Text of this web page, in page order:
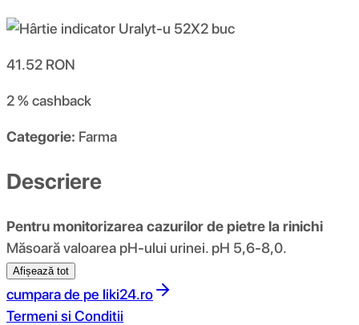
41.52 RON
2 %cashback
Categorie: Farma
Descriere
Pentru monitorizarea cazurilor de pietre la rinichi
Măsoară valoarea pH-ului urinei. pH 5,6-8,0.
Afișează tot
cumpara de pe liki24.ro
Termeni si Conditii